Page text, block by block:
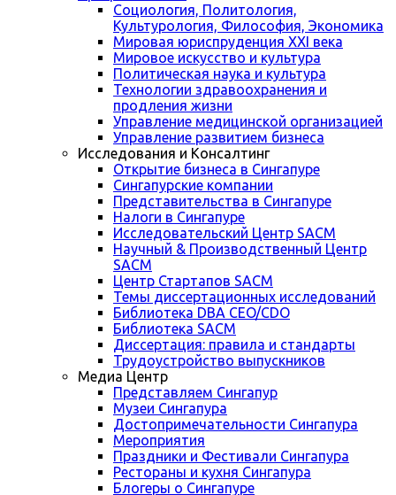
Социология, Политология,
Культурология, Философия, Экономика
Мировая юриспруденция XXI века
Мировое искусство и культура
Политическая наука и культура
Технологии здравоохранения и
продления жизни
Управление медицинской организацией
Управление развитием бизнеса
Исследования и Консалтинг
Открытие бизнеса в Сингапуре
Сингапурские компании
Представительства в Сингапуре
Налоги в Сингапуре
Исследовательский Центр SACM
Научный & Производственный Центр
SACM
Центр Стартапов SACM
Темы диссертационных исследований
Библиотека DBA CEO/CDO
Библиотека SACM
Диссертация: правила и стандарты
Трудоустройство выпускников
Медиа Центр
Представляем Сингапур
Музеи Сингапура
Достопримечательности Сингапура
Мероприятия
Праздники и Фестивали Сингапура
Рестораны и кухня Сингапура
Блогеры о Сингапуре